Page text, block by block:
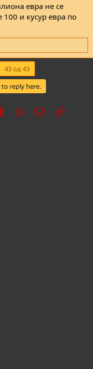
евра не се
100 и кусур евра по
43 од 43
reply here.
TumblrWhatsApp
Е-поштаВрска